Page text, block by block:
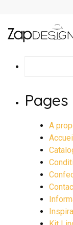
Pages
A
Accueil